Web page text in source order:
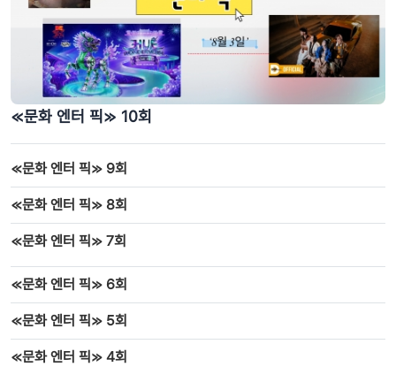
≪문화 엔터 픽≫ 10회
≪문화 엔터 픽≫ 9회
≪문화 엔터 픽≫ 8회
≪문화 엔터 픽≫ 7회
≪문화 엔터 픽≫ 6회
≪문화 엔터 픽≫ 5회
≪문화 엔터 픽≫ 4회